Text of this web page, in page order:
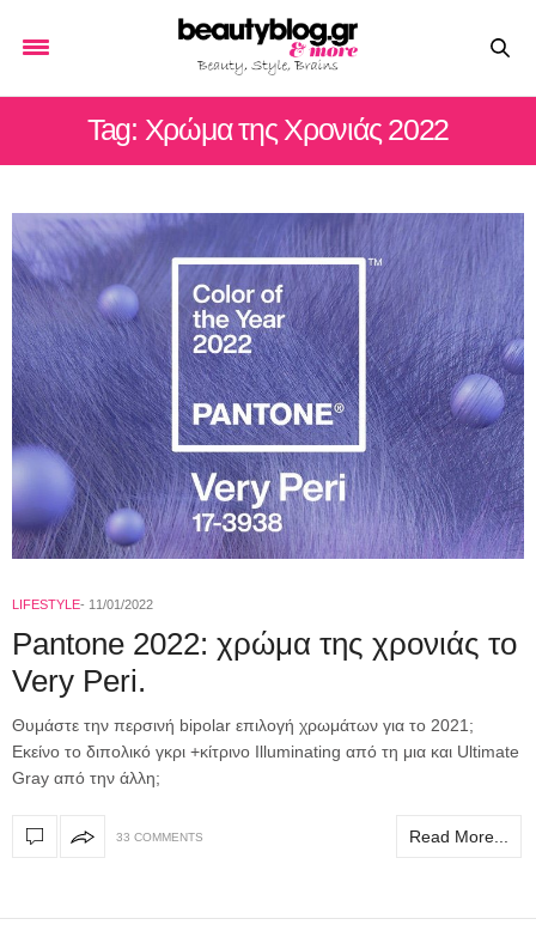
Tag: Χρώμα της Χρονιάς 2022
LIFESTYLE 11/01/2022
Pantone 2022: χρώμα της χρονιάς το
Very Peri.
Θυμάστε την περσινή bipolar επιλογή χρωμάτων για το 2021;
Εκείνο το διπολικό γκρι +κίτρινο Illuminating από τη μια και Ultimate
Gray από την άλλη;
33 COMMENTS Read More...